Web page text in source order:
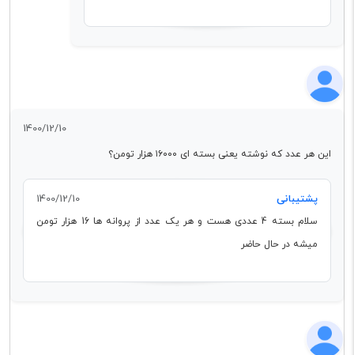
1400/12/10
این هر عدد که نوشته یعنی بسته ای ۱۶۰۰۰ هزار تومن؟
پشتیبانی 1400/12/10
سلام بسته 4 عددی هست و هر یک عدد از پروانه ها 16 هزار تومن
میشه در حال حاضر